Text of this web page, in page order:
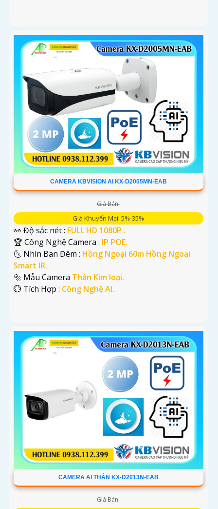
CAMERA KBVISION AI KX-D2005MN-EAB
Giá Bán:
Giá Khuyến Mại: 5%-35%
👀 Độ sắc nét : FULL HD 1080P .
🏆 Công Nghệ Camera : IP POE.
🌜 Nhìn Ban Đêm : Hồng Ngoại 60m Hồng Ngoại
Smart IR.
🔩 Mẫu Camera Thân Kim loại.
️💮 Tích Hợp : Công Nghệ AI.
CAMERA AI THÂN KX-D2013N-EAB
Giá Bán: